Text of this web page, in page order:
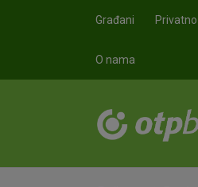
Građani
O nama